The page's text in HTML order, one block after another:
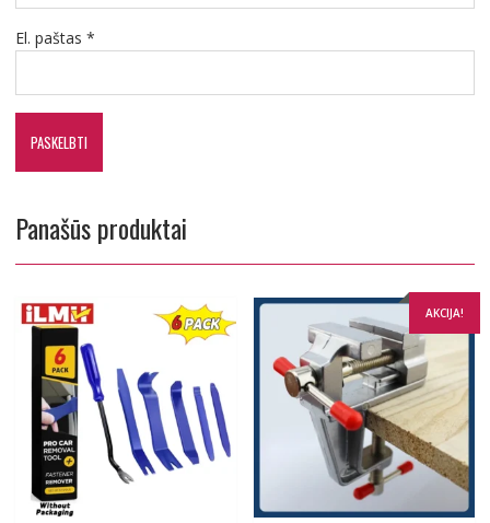
El. paštas *
Panašūs produktai
AKCIJA!